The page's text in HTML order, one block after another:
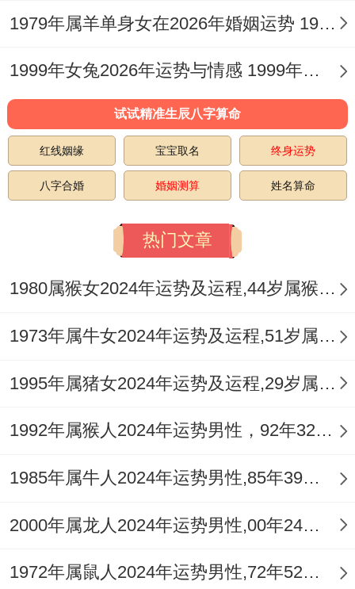
部消息」或参与不熟悉的合伙经营，以免陷
入财务纠纷或遭受损失，由「破太岁」引发
的计划外开销也会增多，如物品损坏维修、
人际应酬、担保代偿等。
此年理财的第一要务是「节流」跟「风
控」。务必建立清晰的财务账目，避免冲动
消费与高风险投资，对于有重大投资计划
者，不妨佩戴「祥安阁犬来显达
助「卯戌相合」之力来稳固财库，减少外界
心经营
流年逢「咸池」桃花，单身的属兔人异性缘
「破太岁」之年此桃花多为「露水情缘」或
「镜花水月」，初始热烈但关系脆弱，易因
发展。
1979年属羊单身女在2026年婚姻运势 1979年属羊单身男婚姻
1999年女兔2026年运势与情感 1999年女兔2026年运势如何
试试精准生辰八字算命
红线姻缘 宝宝取名 终身运势
八字合婚 婚姻测算 姓名算命
热门文章
1980属猴女2024年运势及运程,44岁属猴人2024全年每月运势女性如何
1973年属牛女2024年运势及运程,51岁属牛人2024全年每月运势女性如何
1995年属猪女2024年运势及运程,29岁属猪人2024全年每月运势女性如何
1992年属猴人2024年运势男性，92年32岁属猴男2024年每月运程怎么样
1985年属牛人2024年运势男性,85年39岁属牛男2024年每月运程怎么样
2000年属龙人2024年运势男性,00年24岁属龙男2024年每月运程怎么样
1972年属鼠人2024年运势男性,72年52岁属鼠男2024年每月运程怎么样